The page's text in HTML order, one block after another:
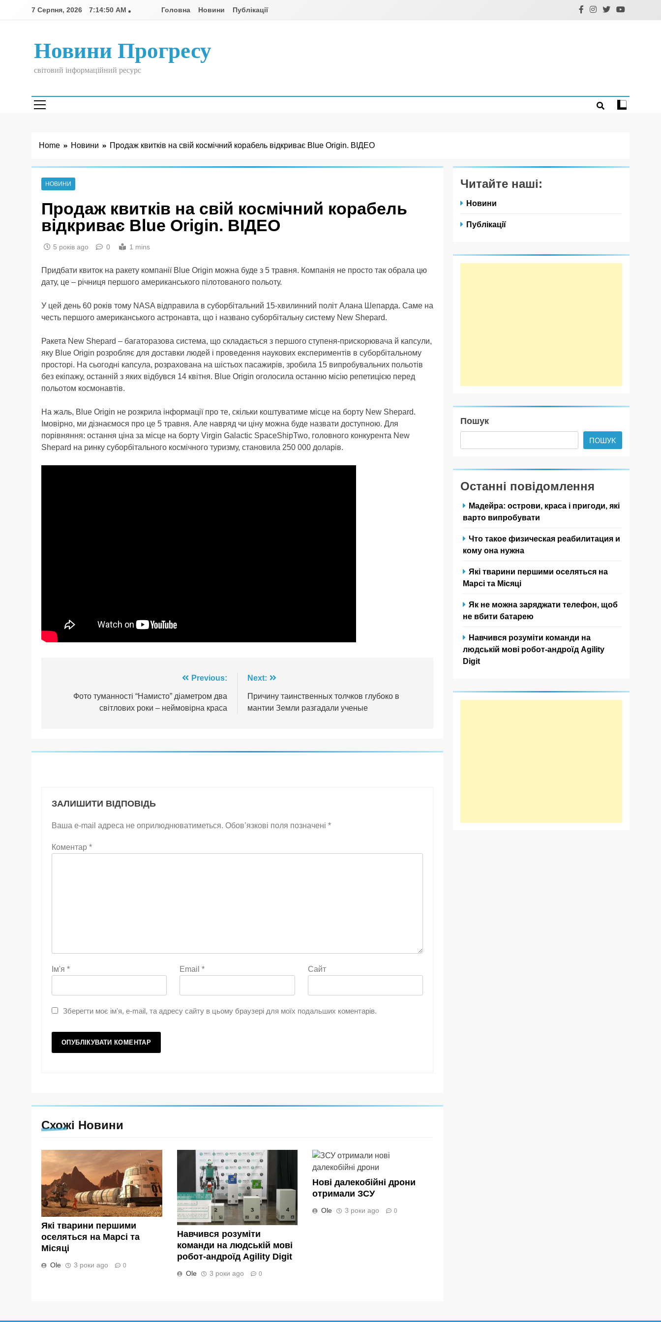
7 Серпня, 2026 7:14:51 AM Головна Новини Публікації
Новини Прогресу
світовий інформаційний ресурс
Home Новини Продаж квитків на свій космічний корабель відкриває Blue Origin. ВІДЕО
НОВИНИ
Продаж квитків на свій космічний корабель
відкриває Blue Origin. ВІДЕО
5 років ago 0 1 mins
Придбати квиток на ракету компанії Blue Origin можна буде з 5 травня. Компанія не просто так обрала цю
дату, це – річниця першого американського пілотованого польоту.
У цей день 60 років тому NASA відправила в суборбітальний 15-хвилинний політ Алана Шепарда. Саме на
честь першого американського астронавта, що і названо суборбітальну систему New Shepard.
Ракета New Shepard – багаторазова система, що складається з першого ступеня-прискорювача й капсули,
яку Blue Origin розробляє для доставки людей і проведення наукових експериментів в суборбітальному
просторі. На сьогодні капсула, розрахована на шістьох пасажирів, зробила 15 випробувальних польотів
без екіпажу, останній з яких відбувся 14 квітня. Blue Origin оголосила останню місію репетицією перед
польотом космонавтів.
На жаль, Blue Origin не розкрила інформації про те, скільки коштуватиме місце на борту New Shepard.
Імовірно, ми дізнаємося про це 5 травня. Але навряд чи ціну можна буде назвати доступною. Для
порівняння: остання ціна за місце на борту Virgin Galactic SpaceShipTwo, головного конкурента New
Shepard на ринку суборбітального космічного туризму, становила 250 000 доларів.
записів
Previous:
Фото туманності “Намисто” діаметром два
світлових роки – неймовірна краса
Next:
Причину таинственных толчков глубоко в
мантии Земли разгадали ученые
ЗАЛИШИТИ ВІДПОВІДЬ
Ваша e-mail адреса не оприлюднюватиметься. Обов’язкові поля позначені *
Коментар *
Ім'я * Email* Сайт
Зберегти моє ім'я, e-mail, та адресу сайту в цьому браузері для моїх подальших коментарів.
Схожі Новини
Які тварини першими
оселяться на Марсі та
Місяці
Ole 3 роки ago 0
Навчився розуміти
команди на людській мові
робот-андроїд Agility Digit
Ole 3 роки ago 0
Нові далекобійні дрони
отримали ЗСУ
Ole 3 роки ago 0
Читайте наші:
Новини
Публікації
Пошук
ПОШУК
Останні повідомлення
Мадейра: острови, краса і пригоди, які
варто випробувати
Что такое физическая реабилитация и
кому она нужна
Які тварини першими оселяться на
Марсі та Місяці
Як не можна заряджати телефон, щоб
не вбити батарею
Навчився розуміти команди на
людській мові робот-андроїд Agility
Digit